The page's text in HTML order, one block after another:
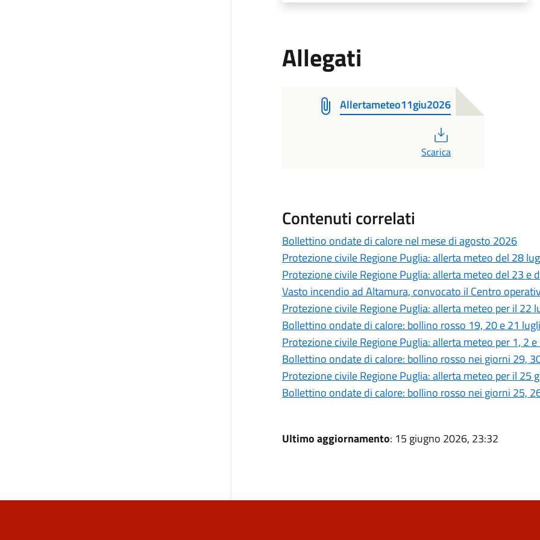
Allegati
Allertameteo11giu2026
Scarica
Contenuti correlati
Bollettino ondate di calore nel mese di agosto 2026
Protezione civile Regione Puglia: allerta meteo del 28
Protezione civile Regione Puglia: allerta meteo del 23 e
Vasto incendio ad Altamura, convocato il Centro
Protezione civile Regione Puglia: allerta meteo per il 22
Bollettino ondate di calore: bollino rosso 19, 20 e 21
Protezione civile Regione Puglia: allerta meteo per 1, 2
Bollettino ondate di calore: bollino rosso nei giorni 29,
Protezione civile Regione Puglia: allerta meteo per il 25
Bollettino ondate di calore: bollino rosso nei giorni 25,
Ultimo aggiornamento: 15 giugno 2026, 23:32